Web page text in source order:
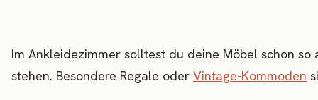
Im Ankleidezimmer solltest du deine Möbel schon
stehen. Besondere Regale oder Vintage-Kommoden